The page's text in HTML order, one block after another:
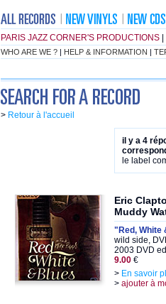
PARIS JAZZ CORNER'S PRODUCTIONS
WHO ARE WE ? | HELP & INFORMATION |
> Retour à l'accueil
il y a 4
le label
Eric
Muddy
"Red, White
wild side,
2003 DVD
9.00 €
> En savoir
> ajouter à